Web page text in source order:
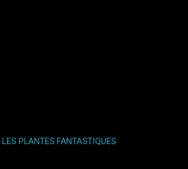
LES PLANTES FANTASTIQUES